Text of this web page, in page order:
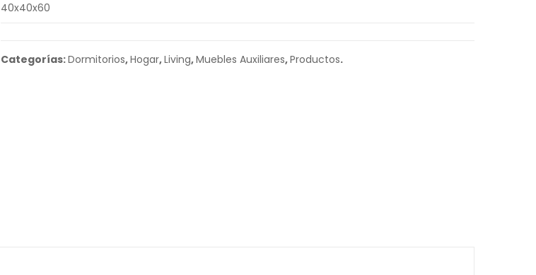
40x40x60
Categorías:Dormitorios,Hogar,Living,Muebles Auxiliares,Productos.